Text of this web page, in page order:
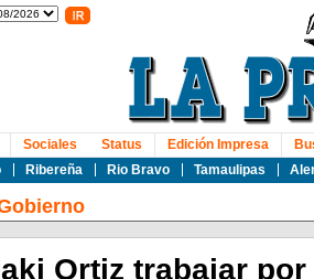
Ribereña Rio Bravo Tamaulipas
Sociales Status Edición Impresa
Ortiz trabajar